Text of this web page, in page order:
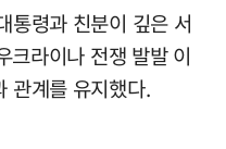
통령과 친분이 깊은 서
크라이나 전쟁 발발 이
관계를 유지했다.